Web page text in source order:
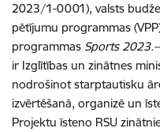
2023/1-0001), valsts
pētījumu programmas
programmas Sports
ir Izglītības un zinātnes
nodrošinot starptautisku
izvērtēšanā, organizē un
Projektu īsteno RSU